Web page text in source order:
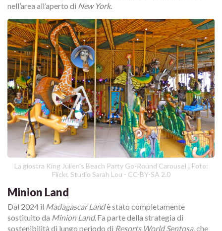
nell’area all’aperto di New York.
La giostra King Julien's Beach Party Go-Round Carousel | Foto:
Flickr, Studio Sarah Lou - CC-BY-SA 2.0
Minion Land
Dal 2024 il Madagascar Landè stato completamente
sostituito da Minion Land. Fa parte della strategia di
sostenibilità di lungo periodo di Resorts World Sentosa, che